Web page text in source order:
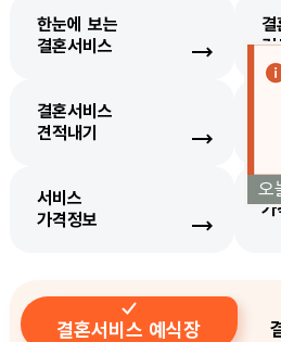
오
한눈에 보는
결혼서비스
결
결혼서비스
견적내기
서비스
가격정보
가
결혼서비스 예식장